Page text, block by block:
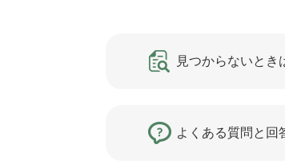
見つからないとき
よくある質問と回